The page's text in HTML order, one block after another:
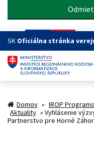
SK Oficiálna stránka
Domov » IROP
Aktuality » Vyhlásenie
Partnerstvo pre Horné